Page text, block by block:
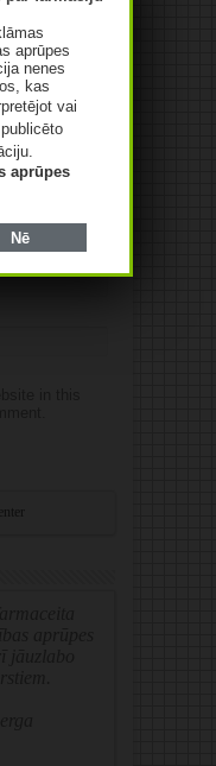
aprūpes
nenes
kas
vai
aprūpes
Nē